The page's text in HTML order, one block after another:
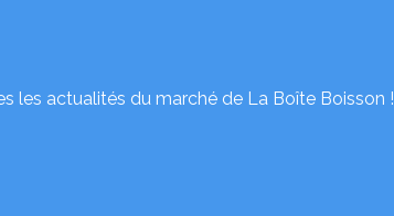
les actualités du marché de La Boîte Boisson !